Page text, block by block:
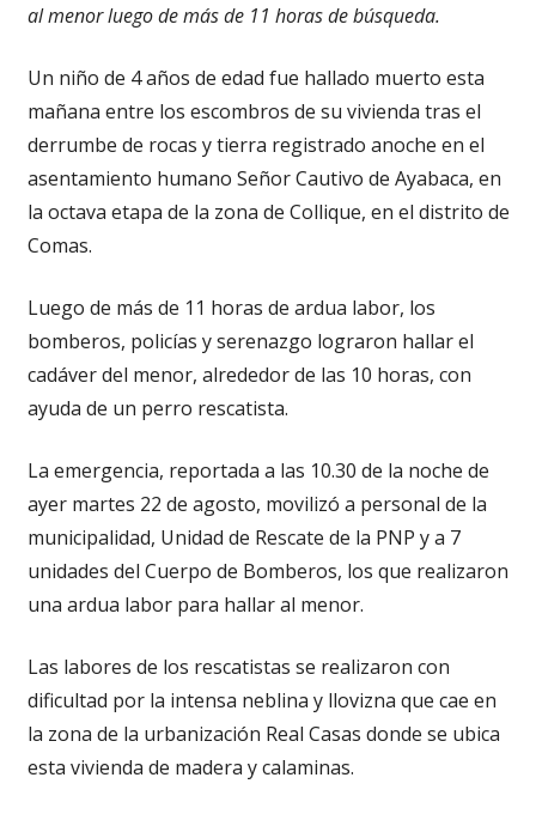
al menor luego de más de 11 horas de búsqueda.
Un niño de 4 años de edad fue hallado muerto esta
mañana entre los escombros de su vivienda tras el
derrumbe de rocas y tierra registrado anoche en el
asentamiento humano Señor Cautivo de Ayabaca, en
la octava etapa de la zona de Collique, en el distrito de
Comas.
Luego de más de 11 horas de ardua labor, los
bomberos, policías y serenazgo lograron hallar el
cadáver del menor, alrededor de las 10 horas, con
ayuda de un perro rescatista.
La emergencia, reportada a las 10.30 de la noche de
ayer martes 22 de agosto, movilizó a personal de la
municipalidad, Unidad de Rescate de la PNP y a 7
unidades del Cuerpo de Bomberos, los que realizaron
una ardua labor para hallar al menor.
Las labores de los rescatistas se realizaron con
dificultad por la intensa neblina y llovizna que cae en
la zona de la urbanización Real Casas donde se ubica
esta vivienda de madera y calaminas.